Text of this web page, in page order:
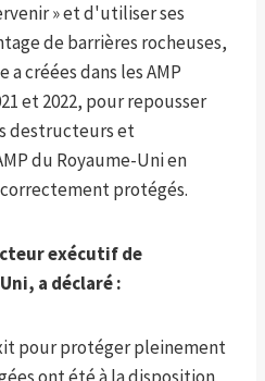
» et d'utiliser ses
de barrières rocheuses,
créées dans les AMP
et 2022, pour repousser
destructeurs et
du Royaume-Uni en
protégés.
exécutif de
a déclaré :
pour protéger pleinement